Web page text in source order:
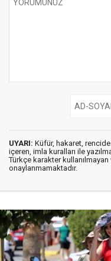
UYARI: Küfür, hakaret,
içeren, imla kuralları ile
Türkçe karakter
onaylanmamaktadır.